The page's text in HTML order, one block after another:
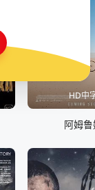
HD中
阿姆鲁